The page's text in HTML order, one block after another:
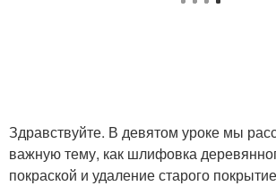
Здравствуйте. В девятом уроке мы
важную тему, как шлифовка
покраской и удаление старого